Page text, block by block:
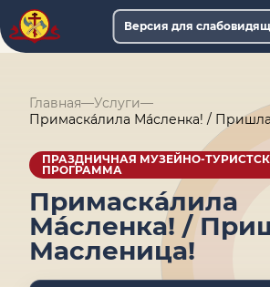
Услуги
Афиша
Музей-онлайн
О музее
Обращения
Версия для
Главная—Услуги—
Примаскáлила Мáсленка! /
ПРАЗДНИЧНАЯ МУЗЕЙНО-
ПРОГРАММА
Примаскáлила
Мáсленка! /
Масленица!